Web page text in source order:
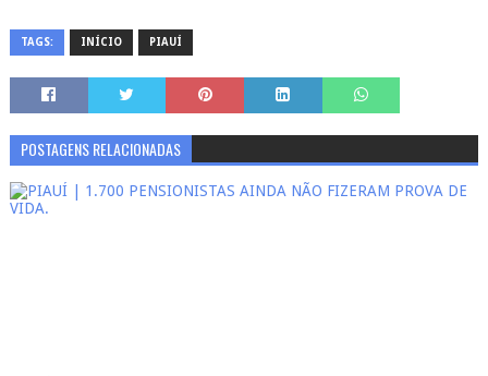
TAGS: INÍCIO PIAUÍ
POSTAGENS RELACIONADAS